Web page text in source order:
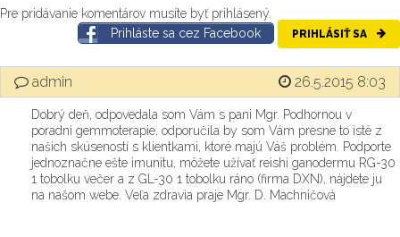
Pre pridávanie komentárov musíte byť prihlásený.
Prihláste sa cez Facebook
PRIHLÁSIŤ SA
admin 26.5.2015 8:03
Dobrý deň, odpovedala som Vám s pani Mgr. Podhornou v
poradni gemmoterapie, odporučila by som Vám presne to isté z
našich skúseností s klientkami, ktoré majú Váš problém. Podporte
jednoznačne ešte imunitu, môžete užívať reishi ganodermu RG-30
1 tobolku večer a z GL-30 1 tobolku ráno (firma DXN), nájdete ju
na našom webe. Veľa zdravia praje Mgr. D. Machničová